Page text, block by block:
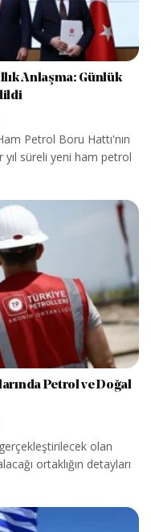
Anlaşma: Günlük
Petrol Boru Hattı'nın
yıl süreli yeni ham petrol
Petrol ve Doğal
olan
ortaklığın detayları